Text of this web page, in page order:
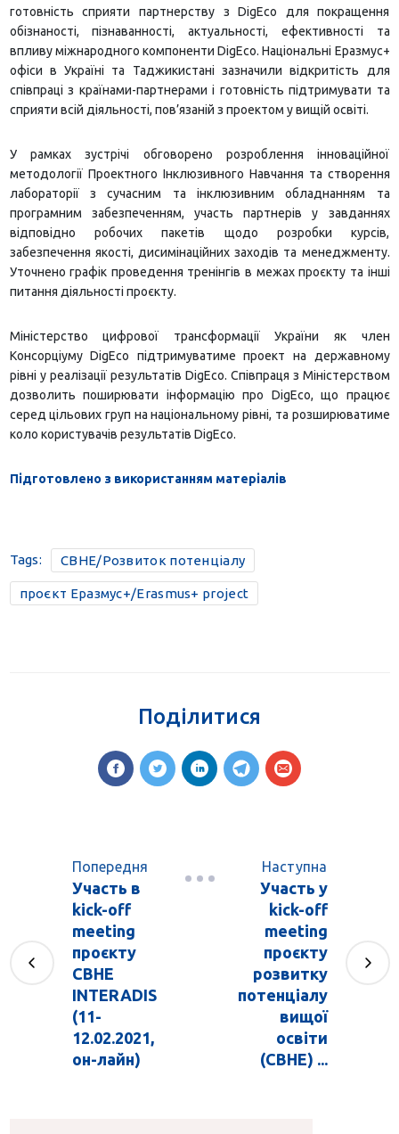
готовність сприяти партнерству з DigEco для покращення
обізнаності, пізнаванності, актуальності, ефективності та
впливу міжнародного компоненти DigEco. Національні Еразмус+
офіси в Україні та Таджикистані зазначили відкритість для
співпраці з країнами-партнерами і готовність підтримувати та
сприяти всій діяльності, пов’язаній з проектом у вищій освіті.
У рамках зустрічі обговорено розроблення інноваційної
методології Проектного Інклюзивного Навчання та створення
лабораторії з сучасним та інклюзивним обладнанням та
програмним забезпеченням, участь партнерів у завданнях
відповідно робочих пакетів щодо розробки курсів,
забезпечення якості, дисимінаційних заходів та менеджменту.
Уточнено графік проведення тренінгів в межах проєкту та інші
питання діяльності проєкту.
Міністерство цифрової трансформації України як член
Консорціуму DigEco підтримуватиме проект на державному
рівні у реалізації результатів DigEco. Співпраця з Міністерством
дозволить поширювати інформацію про DigEco, що працює
серед цільових груп на національному рівні, та розширюватиме
коло користувачів результатів DigEco.
Підготовлено з використанням матеріалів
Tags: CBHE/Розвиток потенціалу
проєкт Еразмус+/Erasmus+ project
Поділитися
Попередня
Участь в
kick-off
meeting
проєкту
CBHE
INTERADIS
(11-
12.02.2021,
он-лайн)
Наступна
Участь у
kick-off
meeting
проєкту
розвитку
потенціалу
вищої
освіти
(CBHE) ...